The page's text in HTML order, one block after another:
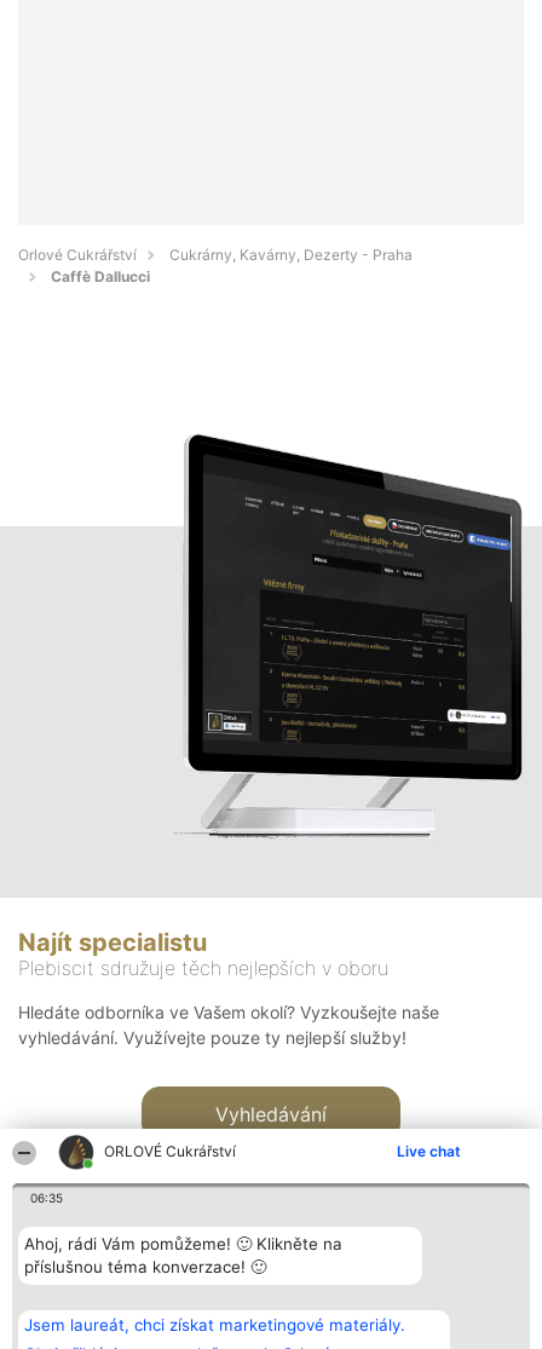
ORLOVÉ Cukrářství Live chat
06:35
Ahoj, rádi Vám pomůžeme! 🙂 Klikněte na
příslušnou téma konverzace! 🙂
Jsem laureát, chci získat marketingové materiály.
Orlové Cukrářství
Cukrárny, Kavárny, Dezerty - Praha
Caffè Dallucci
Najít specialistu
Plebiscit sdružuje těch nejlepších v oboru
Hledáte odborníka ve Vašem okolí? Vyzkoušejte naše
vyhledávání. Využívejte pouze ty nejlepší služby!
Vyhledávání
Bright Side Solutions sp. z o.
o. sp. k.
ul. Ruska 22
Vítězové
Seznam všech
laureátů
Kontakt